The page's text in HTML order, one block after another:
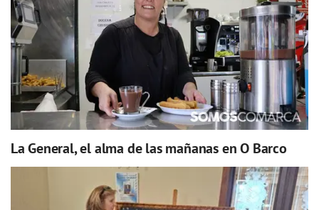
La General, el alma de las mañanas en O Barco